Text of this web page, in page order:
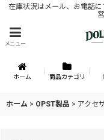
在庫状況はメール、お電話
メニュー
ホーム 商品カテゴリ
ホーム > OPST製品 > アクセ